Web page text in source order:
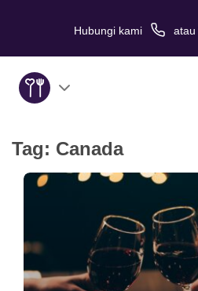
Hubungi kami atau
Tentang Kami
Layanan
Di Media
Tag: Canada